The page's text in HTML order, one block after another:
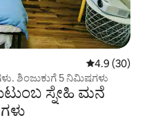
5 ರಲ್ಲಿ 4.9
4.9 (30)
ಶಿಂಜುಕುಗೆ 5 ನಿಮಿಷಗಳು
ಸ್ನೇಹಿ ಮನೆ